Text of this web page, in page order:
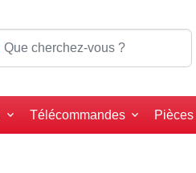
Télécommandes